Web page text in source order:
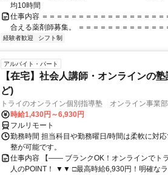
均10時間
仕事内容 ＝＝＝＝＝＝＝＝＝＝＝＝＝＝＝＝
合える薬剤師募集。 ＝＝＝＝＝＝＝＝＝＝＝
経験者歓迎 シフト制
アルバイト・パート
【在宅】社会人講師・オンラインの
ど)
トライのオンライン個別指導塾 オンライン事業部
時給1,430円～6,930円
フルリモート
勤務時間 担当科目や勤務曜日/時間は柔軟に対
整が可能です。
仕事内容 【―― ブランクOK！オンラインで
人のPOINT！ ▼▼ □最高時給6,930円！明確な